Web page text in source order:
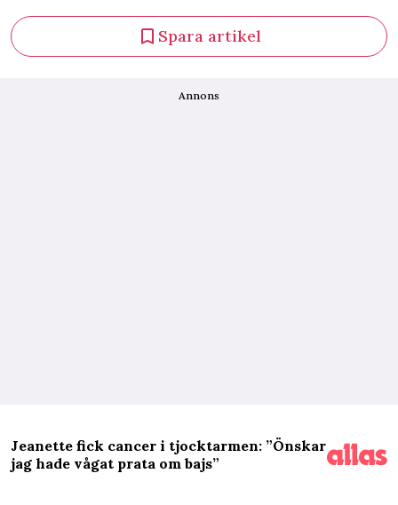
Spara artikel
Annons
Jeanette fick cancer i tjocktarmen: ”Önskar
jag hade vågat prata om bajs”